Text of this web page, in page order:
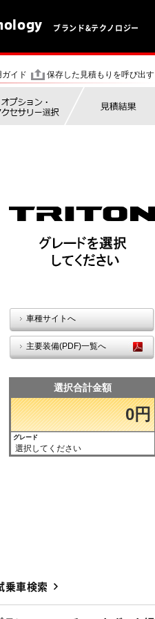
ブランド&テクノロジー
ガイド 保存した見積もりを呼び出す
車種サイトへ
主要装備(PDF)一覧へ
選択合計金額
0円
グレード
選択してください
乗車検索